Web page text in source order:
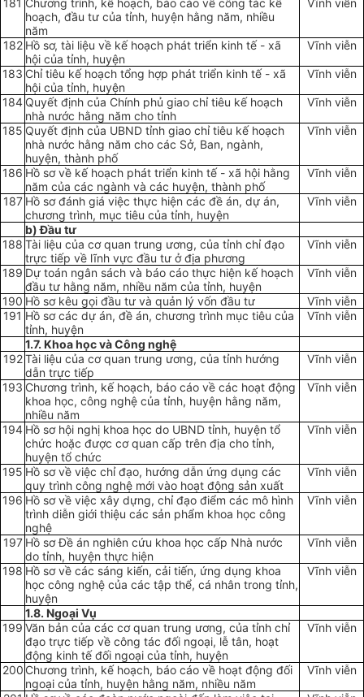
181 Chương trình, kế hoạch, báo cáo về công tác kế
hoạch, đầu tư của tỉnh, huyện hằng năm, nhiều
năm
Vĩnh viễn
182 Hồ sơ, tài liệu về kế hoạch phát triển kinh tế - xã
hội của tỉnh, huyện
Vĩnh viễn
183 Chỉ tiêu kế hoạch tổng hợp phát triển kinh tế - xã
hội của tỉnh, huyện
Vĩnh viễn
184 Quyết định của Chính phủ giao chỉ tiêu kế hoạch
nhà nước hằng năm cho tỉnh
Vĩnh viễn
185 Quyết định của UBND tỉnh giao chỉ tiêu kế hoạch
nhà nước hằng năm cho các Sở, Ban, ngành,
huyện, thành phố
Vĩnh viễn
186 Hồ sơ về kế hoạch phát triển kinh tế - xã hội hằng
năm của các ngành và các huyện, thành phố
Vĩnh viễn
187 Hồ sơ đánh giá việc thực hiện các đề án, dự án,
chương trình, mục tiêu của tỉnh, huyện
Vĩnh viễn
b) Đầu tư
188 Tài liệu của cơ quan trung ương, của tỉnh chỉ đạo
trực tiếp về lĩnh vực đầu tư ở địa phương
Vĩnh viễn
189 Dự toán ngân sách và báo cáo thực hiện kế hoạch
đầu tư hằng năm, nhiều năm của tỉnh, huyện
Vĩnh viễn
190 Hồ sơ kêu gọi đầu tư và quản lý vốn đầu tư
Vĩnh viễn
191 Hồ sơ các dự án, đề án, chương trình mục tiêu của
tỉnh, huyện
Vĩnh viễn
1.7. Khoa học và Công nghệ
192 Tài liệu của cơ quan trung ương, của tỉnh hướng
dẫn trực tiếp
Vĩnh viễn
193 Chương trình, kế hoạch, báo cáo về các hoạt động
khoa học, công nghệ của tỉnh, huyện hằng năm,
nhiều năm
Vĩnh viễn
194 Hồ sơ hội nghị khoa học do UBND tỉnh, huyện tổ
chức hoặc được cơ quan cấp trên địa cho tỉnh,
huyện tổ chức
Vĩnh viễn
195 Hồ sơ về việc chỉ đạo, hướng dẫn ứng dụng các
quy trình công nghệ mới vào hoạt động sản xuất
Vĩnh viễn
196 Hồ sơ về việc xây dựng, chỉ đạo điểm các mô hình
trình diễn giới thiệu các sản phẩm khoa học công
nghệ
Vĩnh viễn
197 Hồ sơ Đề án nghiên cứu khoa học cấp Nhà nước
do tỉnh, huyện thực hiện
Vĩnh viễn
198 Hồ sơ về các sáng kiến, cải tiến, ứng dụng khoa
học công nghệ của các tập thể, cá nhân trong tỉnh,
huyện
Vĩnh viễn
1.8. Ngoại Vụ
199 Văn bản của các cơ quan trung ương, của tỉnh chỉ
đạo trực tiếp về công tác đối ngoại, lễ tân, hoạt
động kinh tế đối ngoại của tỉnh, huyện
Vĩnh viễn
200 Chương trình, kế hoạch, báo cáo về hoạt động đối
ngoại của tỉnh, huyện hằng năm, nhiều năm
Vĩnh viễn